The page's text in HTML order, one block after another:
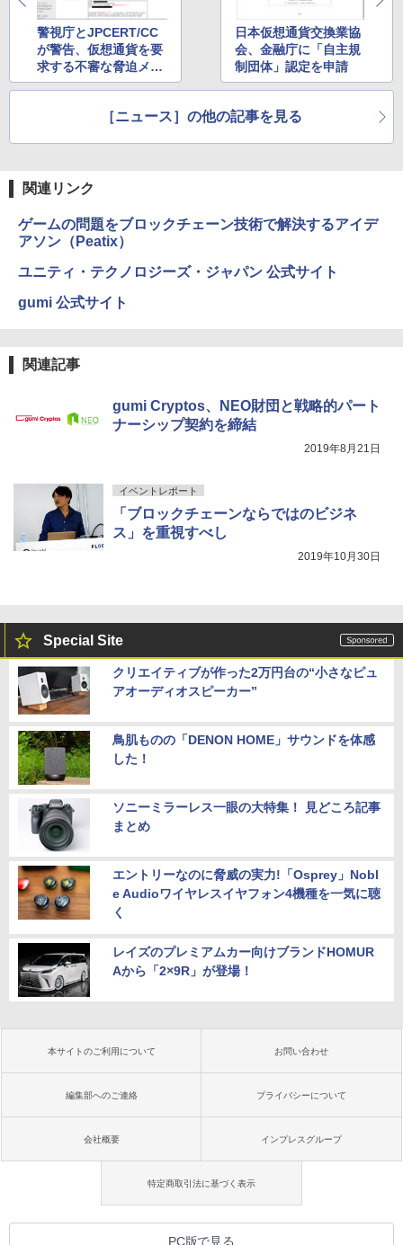
警視庁とJPCERT/CC
が警告、仮想通貨を要
求する不審な脅迫メー
ルが相次ぐ
日本仮想通貨交換業協
会、金融庁に「自主規
制団体」認定を申請
［ニュース］の他の記事を見る
関連リンク
ゲームの問題をブロックチェーン技術で解決するアイデ
アソン（Peatix）
ユニティ・テクノロジーズ・ジャパン 公式サイト
gumi 公式サイト
関連記事
gumi Cryptos、NEO財団と戦略的パート
ナーシップ契約を締結
2019年8月21日
イベントレポート
「ブロックチェーンならではのビジネ
ス」を重視すべし
2019年10月30日
Special Site
クリエイティブが作った2万円台の“小さなピュ
アオーディオスピーカー”
鳥肌ものの「DENON HOME」サウンドを体感
した！
ソニーミラーレス一眼の大特集！ 見どころ記事
まとめ
エントリーなのに脅威の実力!「Osprey」Nobl
e Audioワイヤレスイヤフォン4機種を一気に聴
く
レイズのプレミアムカー向けブランドHOMUR
Aから「2×9R」が登場！
本サイトのご利用について お問い合わせ
編集部へのご連絡 プライバシーについて
会社概要 インプレスグループ
特定商取引法に基づく表示
PC版で見る